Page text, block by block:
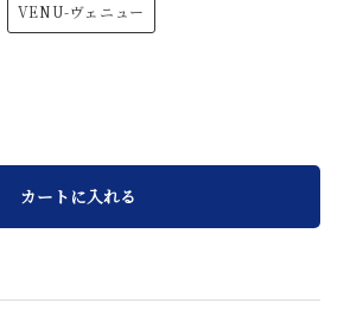
VENU-ヴェニュー
カートに入れる